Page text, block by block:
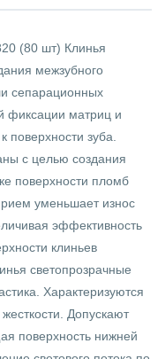
(80 шт) Клинья
межзубного
сепарационных
фиксации матриц и
поверхности зуба.
с целью создания
поверхности пломб
уменьшает износ
эффективность
клиньев
светопрозрачные
Характеризуются
Допускают
поверхность нижней